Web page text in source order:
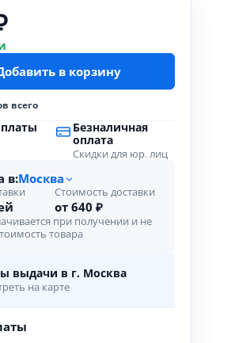
в корзину
всего
Безналичная
оплата
Скидки для юр. лиц
в:Москва
Стоимость доставки
от 640 ₽
при получении и не
товара
выдачи в г. Москва
на карте